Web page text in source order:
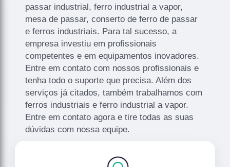
passar industrial, ferro industrial a vapor,
mesa de passar, conserto de ferro de passar
e ferros industriais. Para tal sucesso, a
empresa investiu em profissionais
competentes e em equipamentos inovadores.
Entre em contato com nossos profissionais e
tenha todo o suporte que precisa. Além dos
serviços já citados, também trabalhamos com
ferros industriais e ferro industrial a vapor.
Entre em contato agora e tire todas as suas
dúvidas com nossa equipe.